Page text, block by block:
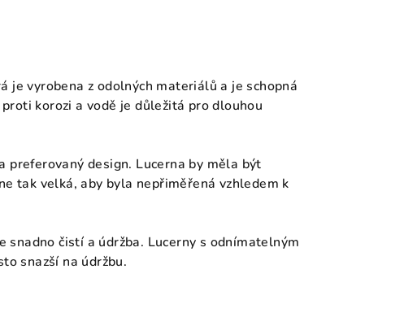
je vyrobena z odolných materiálů a je schopná
korozi a vodě je důležitá pro dlouhou
preferovaný design. Lucerna by měla být
tak velká, aby byla nepřiměřená vzhledem k
snadno čistí a údržba. Lucerny s odnímatelným
snazší na údržbu.